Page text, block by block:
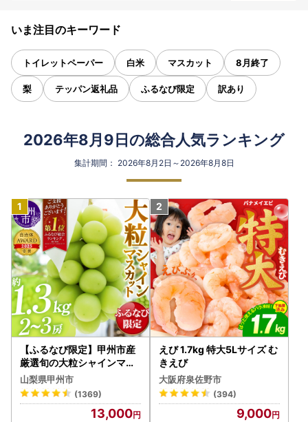
いま注目のキーワード
トイレットペーパー 白米 マスカット 8月終了
梨 テッパン返礼品 ふるなび限定 訳あり
2026年8月9日の総合人気ランキング
集計期間： 2026年8月2日～2026年8月8日
【ふるなび限定】甲州市産
厳選旬の大粒シャインマス
カット 約1.3kg 2～3房【2
026年発送】（MG）B12-
472 FN-Limited-VO シャ
インマスカット フルーツ
山梨県甲州市
(1369)
13,000
えび 1.7kg 特大5Lサイズ む
きえび
大阪府泉佐野市
(394)
9,000